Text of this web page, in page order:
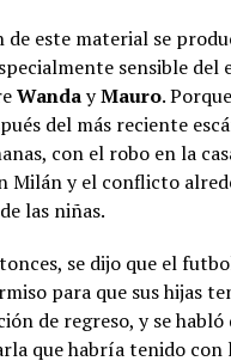
de este material se
sensible
WandayMauro.
del más reciente
con el robo en la
Milán y el conflicto
las niñas.
se dijo que el
para que sus hijas
de regreso, y se habló
que habría tenido con